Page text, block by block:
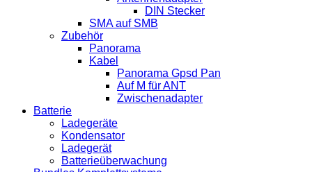
DIN Stecker
SMA auf SMB
Zubehör
Panorama
Kabel
Panorama Gpsd Pan
Auf M für ANT
Zwischenadapter
Batterie
Ladegeräte
Kondensator
Ladegerät
Batterieüberwachung